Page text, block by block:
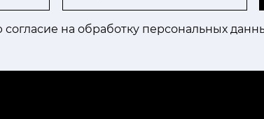
на обработку персональных